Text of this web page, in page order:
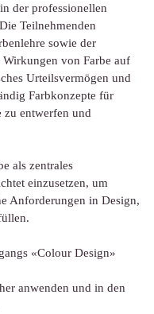
der professionellen
Teilnehmenden
sowie der
von Farbe auf
Urteilsvermögen und
Farbkonzepte für
zu entwerfen und
als zentrales
einzusetzen, um
Anforderungen in Design,
«Colour Design»
anwenden und in den